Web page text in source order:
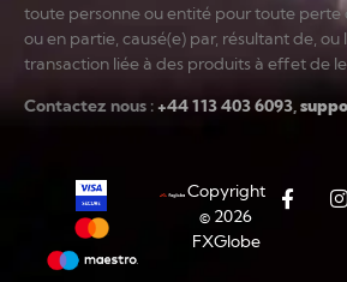
toute personne ou entité pour toute
ou en partie, causé(e) par, résultant de, ou
transaction liée à des produits à effet de
Contactez nous :+44 113 403 6093,
Copyright
© 2026
FXGlobe